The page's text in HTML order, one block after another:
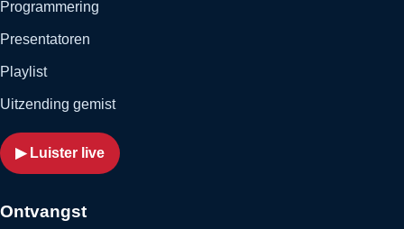
Programmering
Presentatoren
Playlist
Uitzending gemist
▶ Luister live
Ontvangst